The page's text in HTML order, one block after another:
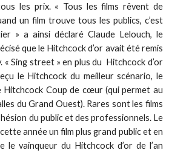
les prix. « Tous les films rêvent de
un film trouve tous les publics, c’est
» a ainsi déclaré Claude Lelouch, le
que le Hitchcock d’or avait été remis
« Sing street » en plus du Hitchcock d’or
le Hitchcock du meilleur scénario, le
Hitchcock Coup de cœur (qui permet au
du Grand Ouest). Rares sont les films
du public et des professionnels. Le
année un film plus grand public et en
le vainqueur du Hitchcock d’or de l’an